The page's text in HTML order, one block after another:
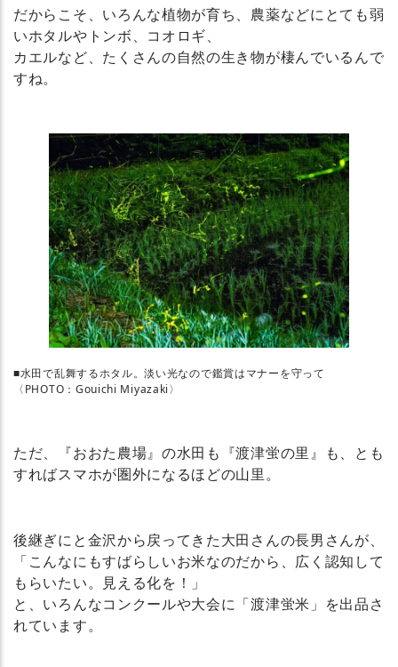
だからこそ、いろんな植物が育ち、農薬などにとても弱
いホタルやトンボ、コオロギ、
カエルなど、たくさんの自然の生き物が棲んでいるんで
すね。
■水田で乱舞するホタル。淡い光なので鑑賞はマナーを守って
〈PHOTO：Gouichi Miyazaki〉
ただ、『おおた農場』の水田も『渡津蛍の里』も、とも
すればスマホが圏外になるほどの山里。
後継ぎにと金沢から戻ってきた大田さんの長男さんが、
「こんなにもすばらしいお米なのだから、広く認知して
もらいたい。見える化を！」
と、いろんなコンクールや大会に「渡津蛍米」を出品さ
れています。